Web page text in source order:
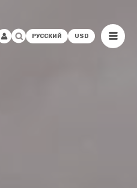
РУССКИЙ USD